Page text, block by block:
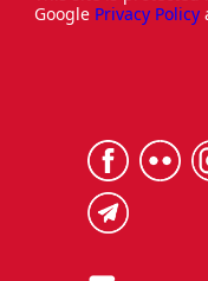
Google Privacy Policy